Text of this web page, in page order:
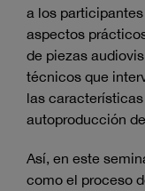
a los
aspectos
de piezas
técnicos que
las
autoproducción
Así, en este
como el proceso